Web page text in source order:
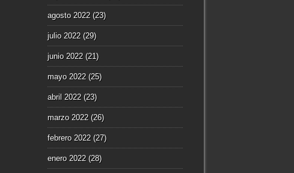
agosto 2022 (23)
julio 2022 (29)
junio 2022 (21)
mayo 2022 (25)
abril 2022 (23)
marzo 2022 (26)
febrero 2022 (27)
enero 2022 (28)